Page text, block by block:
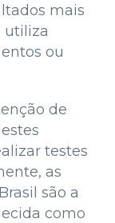
mais
utiliza
ou
de
testes
as
são a
como